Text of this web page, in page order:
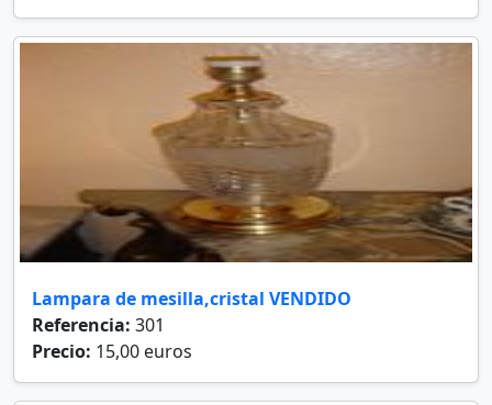
Lampara de mesilla,cristal VENDIDO
Referencia: 301
Precio: 15,00 euros